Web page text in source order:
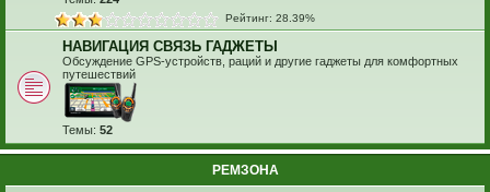
Рейтинг: 28.39%
НАВИГАЦИЯ СВЯЗЬ ГАДЖЕТЫ
Обсуждение GPS-устройств, раций и другие гаджеты для комфортных
путешествий
Темы: 52
РЕМЗОНА